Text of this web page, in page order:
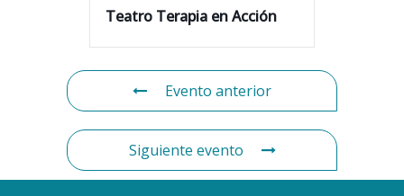
Teatro Terapia en Acción
Evento anterior
Siguiente evento